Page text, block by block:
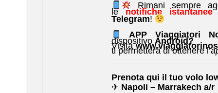
Rimani sempre
lenotifiche
Telegram!
APP Viaggiatori
dispositivo Android?
Visita
ti permetterà di ottenere l’
Prenota qui il tuo volo
✈ Napoli – Marrakech a/r